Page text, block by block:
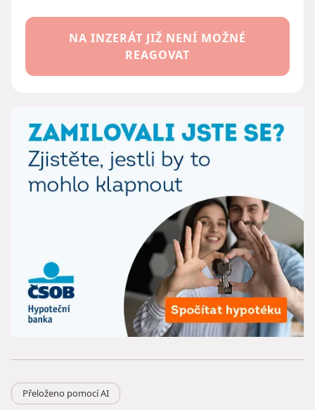
NA INZERÁT JIŽ NENÍ MOŽNÉ
REAGOVAT
Přeloženo pomocí AI